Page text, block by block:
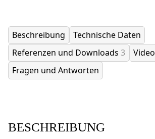
Beschreibung
Technische Daten
Referenzen und Downloads 3 Video
Fragen und Antworten
BESCHREIBUNG